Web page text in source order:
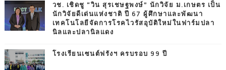
วช. เชิดชู “วิน สุรเชษฐพงษ์” นักวิจัย ม.เกษตร เป็น
นักวิจัยดีเด่นแห่งชาติ ปี 67 ผู้ศึกษาและพัฒนา
เทคโนโลยีจัดการโรคไวรัสอุบัติใหม่ในฟาร์มปลา
นิลและปลานิลแดง
โรงเรียนเซนต์ฟรังฯ ครบรอบ 99 ปี